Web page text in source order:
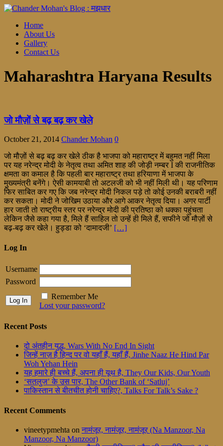
Home
About Us
Gallery
Contact Us
Maharashtra Haryana Results
जो मौज़ों से बढ़ बढ़ कर खेले
October 21, 2014 Chander Mohan 0
जो मौज़ों से बढ़ बढ़ कर खेले ठीक है भाजपा को महाराष्ट्र में बहुमत नहीं मिला
पर यह नरेन्द्र मोदी के नेतृत्व तथा अमित शाह की जोड़ी नम्बर I की राजनीतिक
क्षमता का कमाल है कि पहली बार महाराष्ट्र तथा हरियाणा में भाजपा के
मुख्यमंत्री बनेंगे। ऐसी कामयाबी तो अटलजी को भी नहीं मिली थी। यह परिणाम
फिर साबित कर गए कि जब नरेन्द्र मोदी निकल पड़े तो कोई उनकी बराबरी नहीं
कर सकता। मोदी ने जोखिम उठाया और आगे आकर नेतृत्व दिया। अगर पार्टी
हार जाती तो राष्ट्रीय स्तर पर नरेन्द्र मोदी की प्रतिष्ठा को धक्का पहुंचता
लेकिन जैसे कहा गया है, मिले हैं साहिल तो उन्हें ही मिले हैं, सफीने जो मौज़ों से
बढ़-बढ़ कर खेले। हुड्डा को ‘दामादजी’ […]
Log In
Username
Password
Remember Me
Lost your password?
Recent Posts
दो अंतहीन युद्ध, Wars With No End In Sight
जिन्हें नाज़ है हिन्द पर वो यहाँ हैं, यहाँ हैं, Jinhe Naaz He Hind Par
Woh Yehan Hein
यह हमारे ही बच्चे हैं, अपना ही यूथ है, They Our Kids, Our Youth
‘सतलुज’ के उस पार, The Other Bank of ‘Satluj’
पाकिस्तान से बीतचीत होनी चाहिए?, Talks For Talk’s Sake ?
Recent Comments
vineetypmehta on नामंजूर, नामंजूर, नामंजूर (Na Manzoor, Na
Manzoor, Na Manzoor)